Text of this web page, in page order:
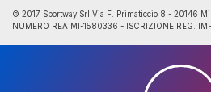
© 2017 Sportway Srl Via F. Primaticcio 8 - 20146
NUMERO REA MI-1580336 - ISCRIZIONE REG.